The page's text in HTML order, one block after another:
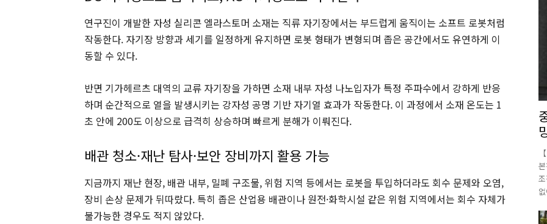
연구진이 개발한 자성 실리콘 엘라스토머 소재는 직류 자기장에서는 부드럽게 움직이는 소프트 로봇처럼
작동한다. 자기장 방향과 세기를 일정하게 유지하면 로봇 형태가 변형되며 좁은 공간에서도 유연하게 이
동할 수 있다.
반면 기가헤르츠 대역의 교류 자기장을 가하면 소재 내부 자성 나노입자가 특정 주파수에서 강하게 반응
하며 순간적으로 열을 발생시키는 강자성 공명 기반 자기열 효과가 작동한다. 이 과정에서 소재 온도는 1
초 안에 200도 이상으로 급격히 상승하며 빠르게 분해가 이뤄진다.
배관 청소·재난 탐사·보안 장비까지 활용 가능
지금까지 재난 현장, 배관 내부, 밀폐 구조물, 위험 지역 등에서는 로봇을 투입하더라도 회수 문제와 오염,
장비 손상 문제가 뒤따랐다. 특히 좁은 산업용 배관이나 원전·화학시설 같은 위험 지역에서는 회수 자체가
불가능한 경우도 적지 않았다.